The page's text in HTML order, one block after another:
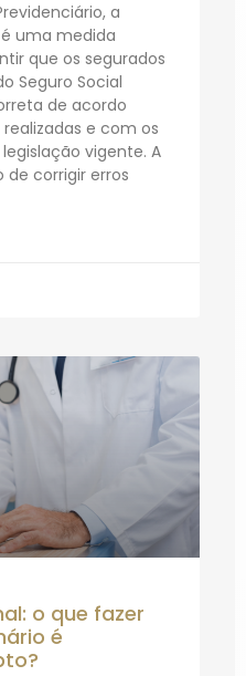
a
uma medida
que os segurados
Seguro Social
de acordo
e com os
vigente. A
corrigir erros
o que fazer
é